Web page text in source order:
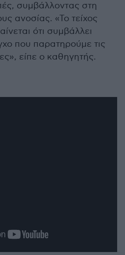
συμβάλλοντας στη
ανοσίας. «Το τείχος
ότι συμβάλλει
που παρατηρούμε τις
είπε ο καθηγητής.